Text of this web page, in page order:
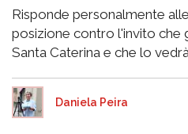
Risponde personalmente
posizione contro l'invito che
Santa Caterina e che lo
Daniela Peira